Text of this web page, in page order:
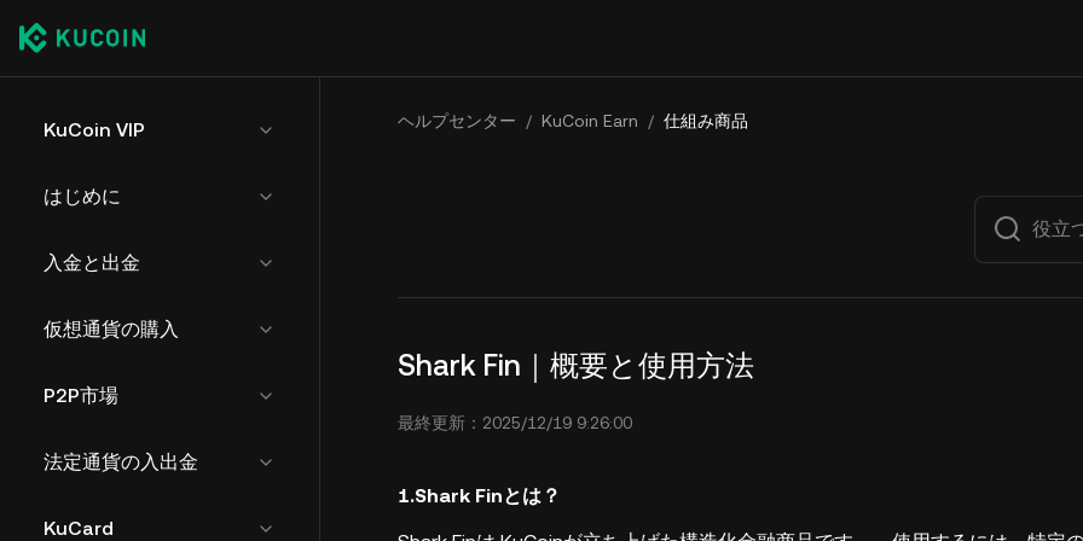
KuCoin VIP
はじめに
入金と出金
仮想通貨の購入
P2P市場
法定通貨の入出金
KuCard
ヘルプセンター / KuCoin Earn / 仕組み商品
Shark Fin｜概要と使用方法
最終更新：2025/12/19 9:26:00
1.Shark Finとは？